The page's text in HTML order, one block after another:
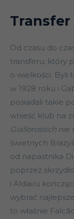
Transfer
Od czasu do
transferu, który
o wielkości. Byli
w 1928 roku i
posiadali takie
wnieść klub na
Giallorossich nie
świetnych
od napastnika
poprzez
i Aldairu
wybrać
to właśnie